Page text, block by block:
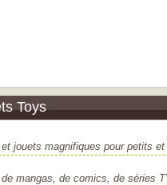
Toys
jouets magnifiques pour petits
mangas, de comics, de séries